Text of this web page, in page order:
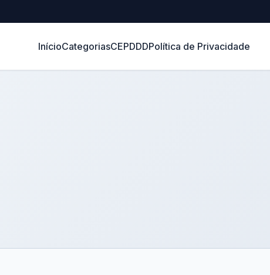
InícioCategoriasCEPDDDPolítica de Privacidade